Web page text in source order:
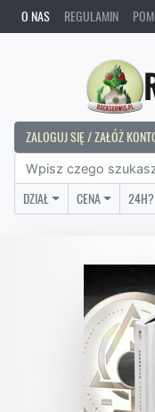
O NAS REGULAMIN
ZALOGUJ SIĘ / ZAŁÓŻ
DZIAŁ CENA 24H?